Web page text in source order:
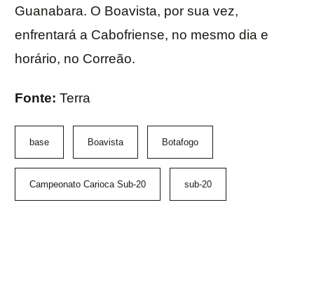
Guanabara. O Boavista, por sua vez,
enfrentará a Cabofriense, no mesmo dia e
horário, no Correão.
Fonte: Terra
base Boavista Botafogo
Campeonato Carioca Sub-20 sub-20